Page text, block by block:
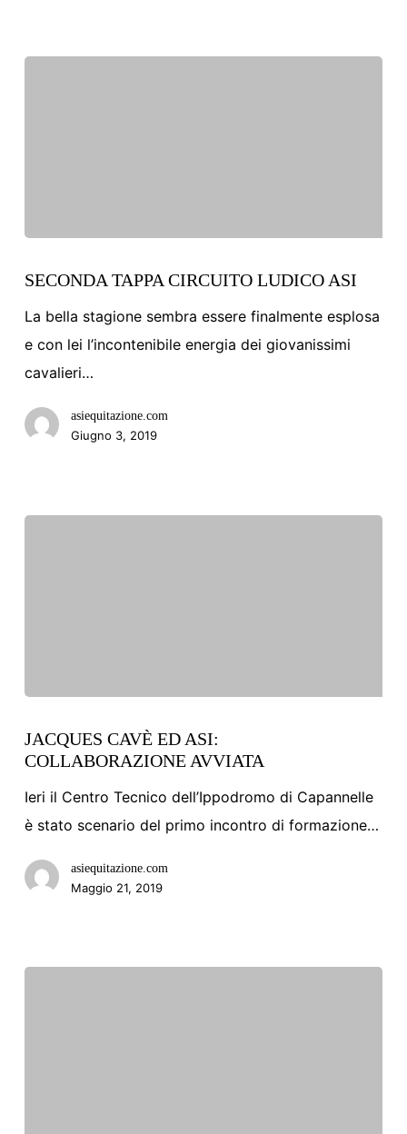
TAPPA
CIRCUITO
LUDICO
SECONDA TAPPA CIRCUITO LUDICO ASI
La bella stagione sembra essere finalmente esplosa
e con lei l’incontenibile energia dei giovanissimi
cavalieri…
asiequitazione.com
Giugno 3, 2019
CAVÈ
ED
ASI:
COLLABORAZIONE
JACQUES CAVÈ ED ASI:
COLLABORAZIONE AVVIATA
Ieri il Centro Tecnico dell’Ippodromo di Capannelle
è stato scenario del primo incontro di formazione…
asiequitazione.com
Maggio 21, 2019